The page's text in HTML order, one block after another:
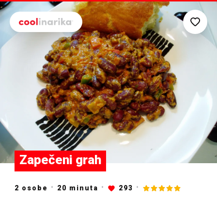
Preskoči na glavni sadržaj
Zapečeni grah
2 osobe 20 minuta 293